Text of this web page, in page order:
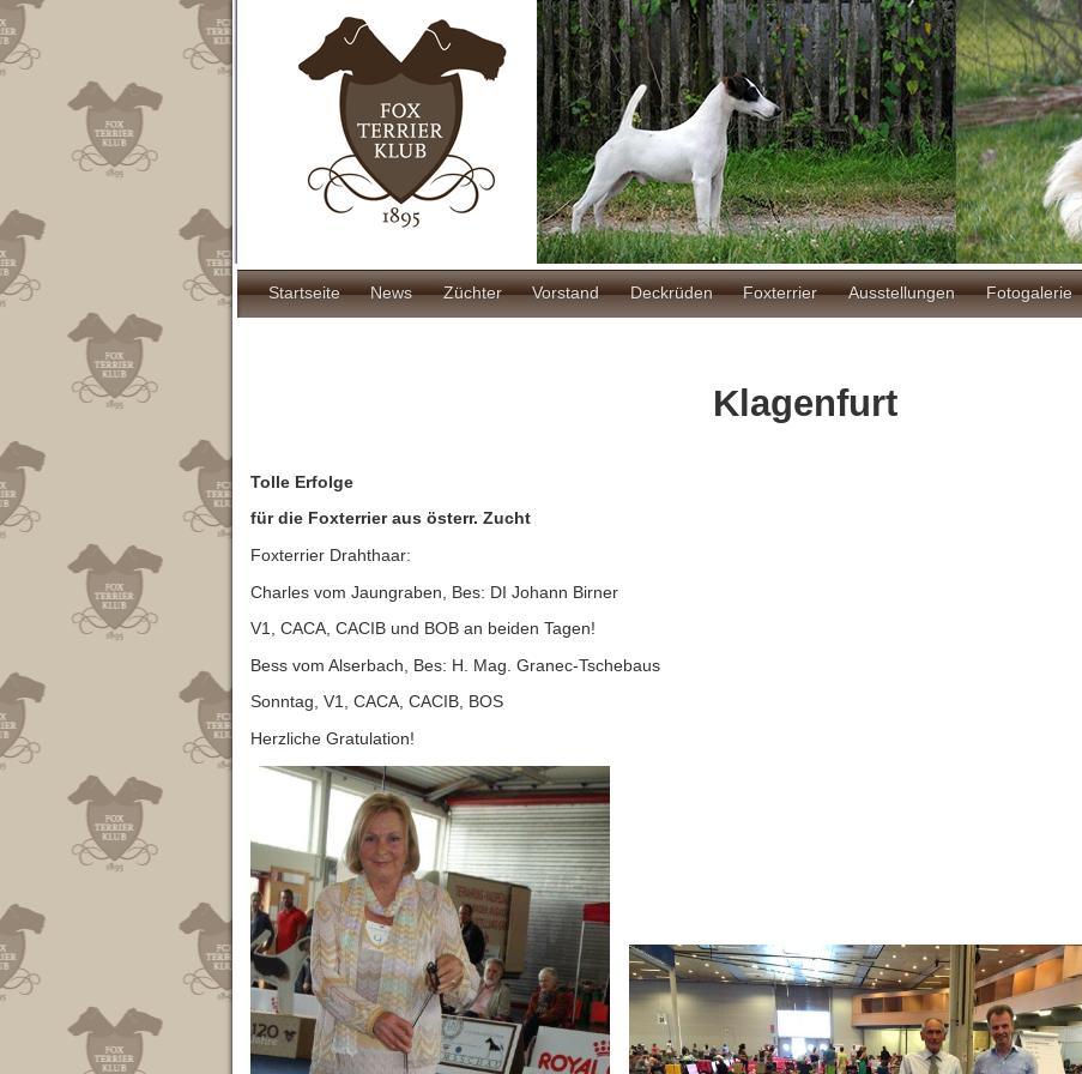
Direkt
zum
Inhalt
Hauptnavigation
Startseite News Züchter Vorstand Deckrüden Foxterrier Ausstellungen Fotogalerie
Klagenfurt
Tolle Erfolge
für die Foxterrier aus österr. Zucht
Foxterrier Drahthaar:
Charles vom Jaungraben, Bes: DI Johann Birner
V1, CACA, CACIB und BOB an beiden Tagen!
Bess vom Alserbach, Bes: H. Mag. Granec-Tschebaus
Sonntag, V1, CACA, CACIB, BOS
Herzliche Gratulation!